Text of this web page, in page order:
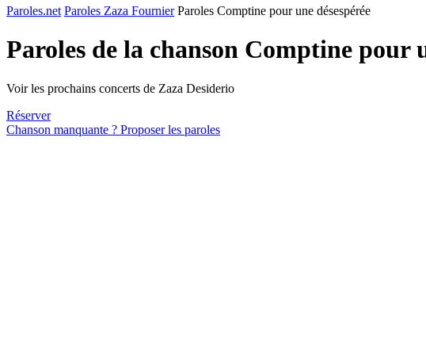
Paroles.net Paroles Zaza Fournier Paroles Comptine pour une désespérée
Paroles de la chanson Comptine pour
Voir les prochains concerts de Zaza Desiderio
Réserver
Chanson manquante ? Proposer les paroles